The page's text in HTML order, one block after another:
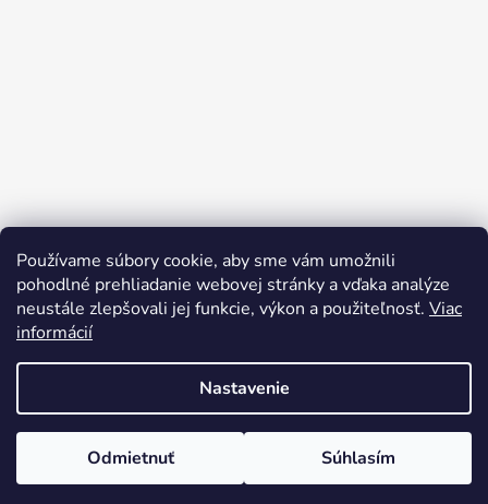
Používame súbory cookie, aby sme vám umožnili
pohodlné prehliadanie webovej stránky a vďaka analýze
neustále zlepšovali jej funkcie, výkon a použiteľnosť. Viac
informácií
Nastavenie
Odmietnuť Súhlasím
Sledovať na Instagrame
Vytvoril Shoptet
Copyright 2026rusynshop.sk. Všetky práva vyhradené.